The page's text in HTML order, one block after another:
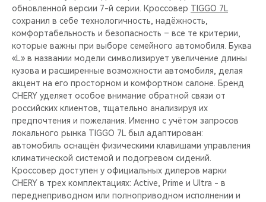
обновленной версии 7-й серии. Кроссовер TIGGO 7L
сохранил в себе технологичность, надёжность,
комфортабельность и безопасность – все те критерии,
которые важны при выборе семейного автомобиля. Буква
«L» в названии модели символизирует увеличение длины
кузова и расширенные возможности автомобиля, делая
акцент на его просторном и комфортном салоне. Бренд
CHERY уделяет особое внимание обратной связи от
российских клиентов, тщательно анализируя их
предпочтения и пожелания. Именно с учётом запросов
локального рынка TIGGO 7L был адаптирован:
автомобиль оснащён физическими клавишами управления
климатической системой и подогревом сидений.
Кроссовер доступен у официальных дилеров марки
CHERY в трех комплектациях: Active, Prime и Ultra - в
переднеприводном или полноприводном исполнении и